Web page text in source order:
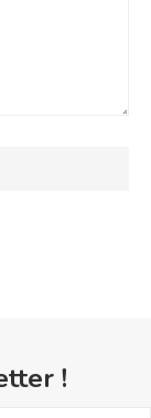
!